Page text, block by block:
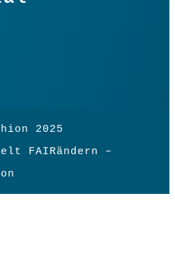
2025
FAIRändern –